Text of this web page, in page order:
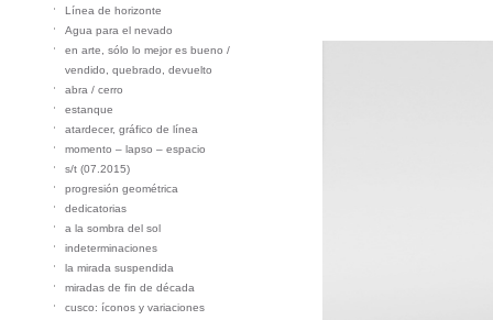
Línea de horizonte
Agua para el nevado
en arte, sólo lo mejor es bueno /
vendido, quebrado, devuelto
abra / cerro
estanque
atardecer, gráfico de línea
momento – lapso – espacio
s/t (07.2015)
progresión geométrica
dedicatorias
a la sombra del sol
indeterminaciones
la mirada suspendida
miradas de fin de década
cusco: íconos y variaciones